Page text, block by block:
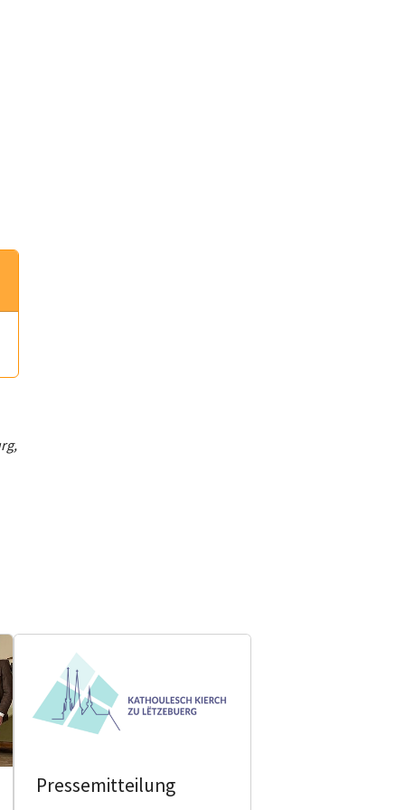
Pressemitteilung